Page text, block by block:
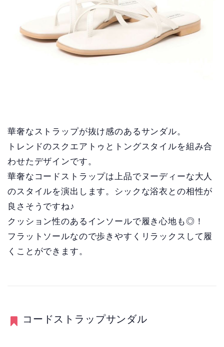
華奢なストラップが抜け感のあるサンダル。
トレンドのスクエアトゥとトングスタイルを組み合
わせたデザインです。
華奢なコードストラップは上品でヌーディーな大人
のスタイルを演出します。シックな浴衣との相性が
良さそうですね♪
クッション性のあるインソールで履き心地も◎！
フラットソールなので歩きやすくリラックスして履
くことができます。
コードストラップサンダル